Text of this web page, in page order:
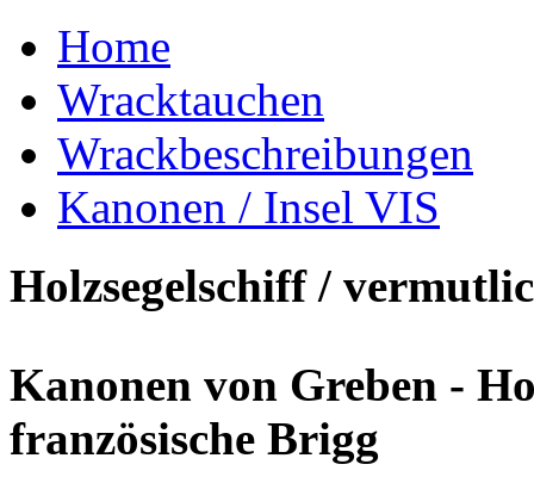
Home
Wracktauchen
Wrackbeschreibungen
Kanonen / Insel VIS
Holzsegelschiff /
Kanonen von Greben -
französische Brigg